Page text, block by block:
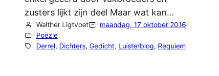
zusters lijkt zijn deel Maar wat kan…
Walther Ligtvoet
maandag, 17 oktober 2016
Poëzie
Derrel, Dichters, Gedicht, Luisterblog, Requiem